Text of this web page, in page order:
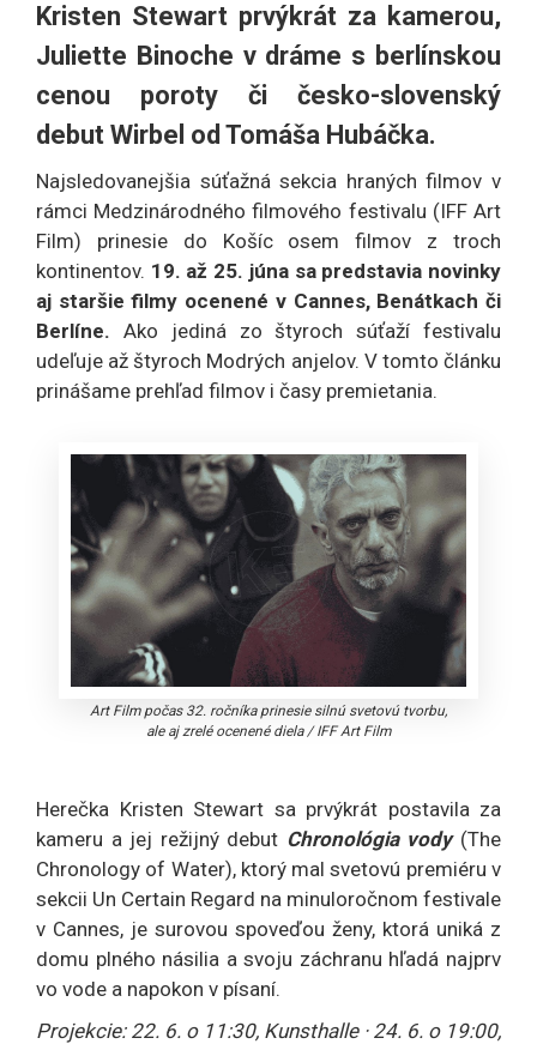
Kristen Stewart prvýkrát za kamerou,
Juliette Binoche v dráme s berlínskou
cenou poroty či česko-slovenský
debut Wirbel od Tomáša Hubáčka.
Najsledovanejšia súťažná sekcia hraných filmov v
rámci Medzinárodného filmového festivalu (IFF Art
Film) prinesie do Košíc osem filmov z troch
kontinentov. 19. až 25. júna sa predstavia novinky
aj staršie filmy ocenené v Cannes, Benátkach či
Berlíne. Ako jediná zo štyroch súťaží festivalu
udeľuje až štyroch Modrých anjelov. V tomto článku
prinášame prehľad filmov i časy premietania.
Art Film počas 32. ročníka prinesie silnú svetovú tvorbu,
ale aj zrelé ocenené diela/IFF Art Film
Herečka Kristen Stewart sa prvýkrát postavila za
kameru a jej režijný debut Chronológia vody (The
Chronology of Water), ktorý mal svetovú premiéru v
sekcii Un Certain Regard na minuloročnom festivale
v Cannes, je surovou spoveďou ženy, ktorá uniká z
domu plného násilia a svoju záchranu hľadá najprv
vo vode a napokon v písaní.
Projekcie: 22. 6. o 11:30, Kunsthalle · 24. 6. o 19:00,